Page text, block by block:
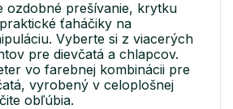
ozdobné prešívanie, krytku
ťaháčiky na
Vyberte si z viacerých
pre dievčatá a chlapcov.
vo farebnej kombinácii pre
vyrobený v celoplošnej
obľúbia.